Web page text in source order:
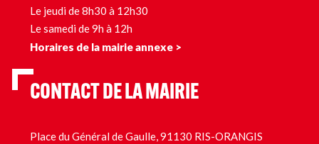
Le jeudi de 8h30 à 12h30
Le samedi de 9h à 12h
Horaires de la mairie annexe >
CONTACT DE LA MAIRIE
Place du Général de Gaulle, 91130 RIS-ORANGIS